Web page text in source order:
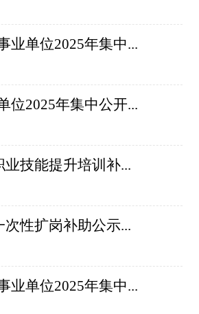
业单位2025年集中...
位2025年集中公开...
业技能提升培训补...
次性扩岗补助公示...
业单位2025年集中...